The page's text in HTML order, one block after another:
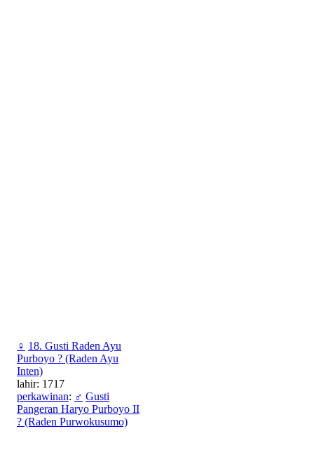
♀ 18. Gusti Raden Ayu
Purboyo ? (Raden Ayu
Inten)
lahir: 1717
perkawinan: ♂ Gusti
Pangeran Haryo Purboyo II
? (Raden Purwokusumo)